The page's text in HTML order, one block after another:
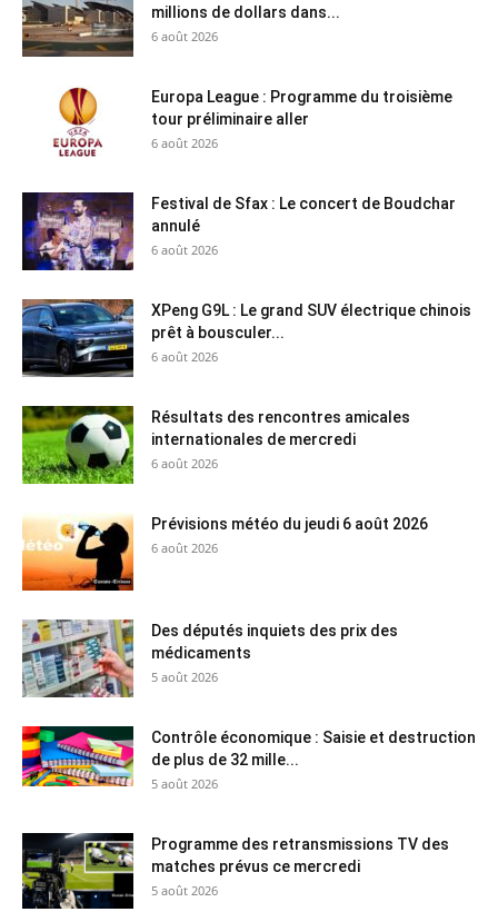
millions de dollars dans...
6 août 2026
Europa League : Programme du troisième
tour préliminaire aller
6 août 2026
Festival de Sfax : Le concert de Boudchar
annulé
6 août 2026
XPeng G9L : Le grand SUV électrique chinois
prêt à bousculer...
6 août 2026
Résultats des rencontres amicales
internationales de mercredi
6 août 2026
Prévisions météo du jeudi 6 août 2026
6 août 2026
Des députés inquiets des prix des
médicaments
5 août 2026
Contrôle économique : Saisie et destruction
de plus de 32 mille...
5 août 2026
Programme des retransmissions TV des
matches prévus ce mercredi
5 août 2026